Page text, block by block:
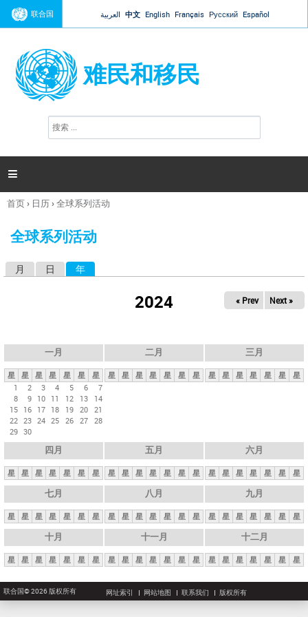
Jump to navigation
联合国 العربية 中文 English Français Русский Español
难民和移民
搜
索

你
这
首页› 日历›全球系列活动
全球系列活动
月 日 年
2024 « Prev Next »
一月
星 星 星 星 星 星
星
1
2 3 4 5 6
7
8
9 10 11 12 13
14
15 16 17 18 19 20 21
22 23 24 25 26 27 28
29 30
二月
星 星 星 星 星 星 星
三月
星 星 星 星 星 星 星
四月
星 星 星 星 星 星 星
五月
星 星 星 星 星 星 星
六月
星 星 星 星 星 星 星
七月
星 星 星 星 星 星 星
八月
星 星 星 星 星 星 星
九月
星 星 星 星 星 星 星
十月
星 星 星 星 星 星 星
十一月
星 星 星 星 星 星 星
十二月
星 星 星 星 星 星 星
联合国© 2026 版权所有 网址索引 网站地图 联系我们 版权所有